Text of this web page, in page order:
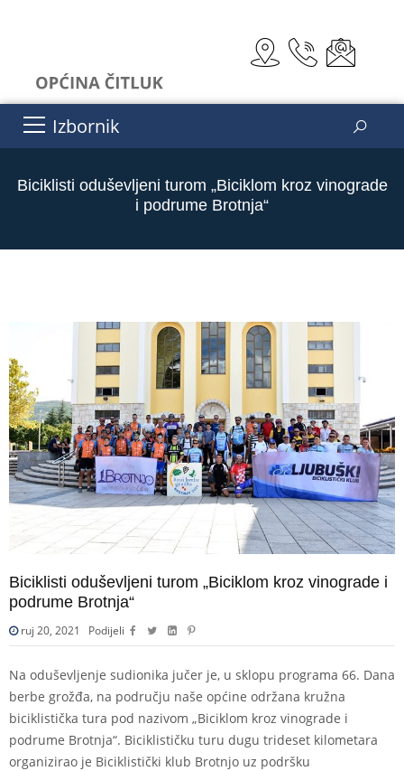
Izbornik
Biciklisti oduševljeni turom „Biciklom kroz vinograde
i podrume Brotnja“
Biciklisti oduševljeni turom „Biciklom kroz vinograde i
podrume Brotnja“
ruj 20, 2021 Podijeli
Na oduševljenje sudionika jučer je, u sklopu programa 66. Dana
berbe grožđa, na području naše općine održana kružna
biciklistička tura pod nazivom „Biciklom kroz vinograde i
podrume Brotnja“. Biciklističku turu dugu trideset kilometara
organizirao je Biciklistički klub Brotnjo uz podršku